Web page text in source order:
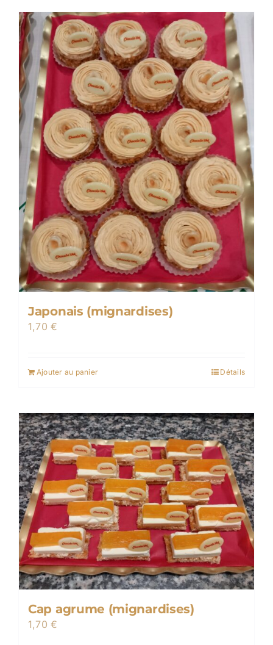
Japonais (mignardises)
1,70€
Ajouter au panier Détails
Cap agrume (mignardises)
1,70€